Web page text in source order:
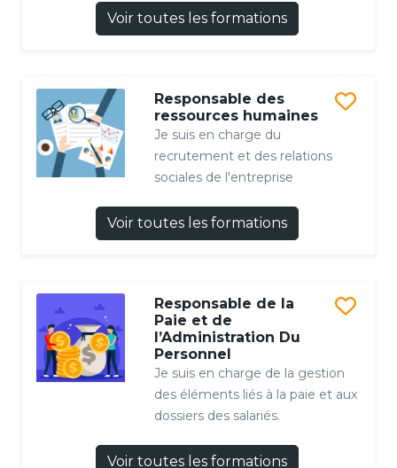
Voir toutes les formations
Responsable des
ressources humaines
Je suis en charge du
recrutement et des relations
sociales de l'entreprise
Voir toutes les formations
Responsable de la
Paie et de
l’Administration Du
Personnel
Je suis en charge de la gestion
des éléments liés à la paie et aux
dossiers des salariés.
Voir toutes les formations